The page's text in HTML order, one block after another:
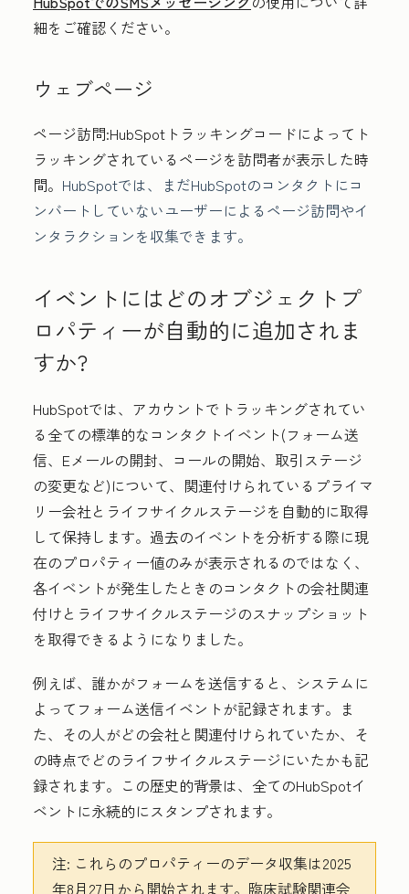
細をご確認ください。
ウェブページ
ページ訪問:HubSpotトラッキングコードによってト
ラッキングされているページを訪問者が表示した時
間。 HubSpotでは、まだHubSpotのコンタクトにコ
ンバートしていないユーザーによるページ訪問やイ
ンタラクションを収集できます。
イベントにはどのオブジェクトプ
ロパティーが自動的に追加されま
すか?
HubSpotでは、アカウントでトラッキングされてい
る全ての標準的なコンタクトイベント(フォーム送
信、Eメールの開封、コールの開始、取引ステージ
の変更など)について、 関連付けられているプライマ
リー会社と ライフサイクルステージを自動的に取得
して保持します。過去のイベントを分析する際に現
在のプロパティー値のみが表示されるのではなく、
各イベントが発生したときのコンタクトの会社関連
付けとライフサイクルステージのスナップショット
を取得できるようになりました。
例えば、誰かがフォームを送信すると、システムに
よってフォーム送信イベントが記録されます。ま
た、その人がどの会社と関連付けられていたか、そ
の時点でどのライフサイクルステージにいたかも記
録されます。この歴史的背景は、全てのHubSpotイ
ベントに永続的にスタンプされます。
注: これらのプロパティーのデータ収集は2025
年8月27日から開始されます。 臨床試験関連会